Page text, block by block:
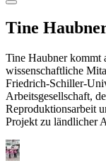
Tine
Tine Haubner kommt
wissenschaftliche
Friedrich-Schiller-
Arbeitsgesellschaft,
Reproduktionsarbeit
Projekt zu ländlicher